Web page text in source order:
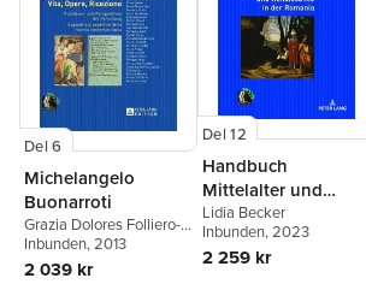
Del 6
Michelangelo
Buonarroti
Grazia Dolores Folliero-
Metz,Susanne
Gramatzki
Inbunden, 2013
2 039 kr
Del 12
Handbuch
Mittelalter und
Renaissance in der
Romania
Lidia Becker
Inbunden, 2023
2 259 kr